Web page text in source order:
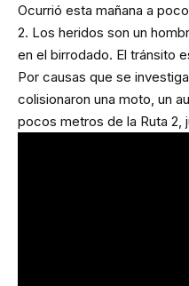
Ocurrió esta mañana a
2. Los heridos son un
en el birrodado. El tránsito
Por causas que se
colisionaron una moto, un
pocos metros de la Ruta 2,